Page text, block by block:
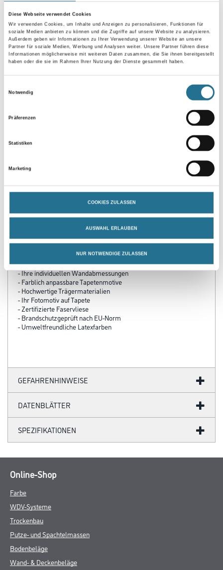
Diese Webseite verwendet Cookies
Wir verwenden Cookies, um Inhalte und Anzeigen zu personalisieren, Funktionen für
soziale Medien anbieten zu können und die Zugriffe auf unsere Website zu analysieren.
Außerdem geben wir Informationen zu Ihrer Verwendung unserer Website an unsere
Partner für soziale Medien, Werbung und Analysen weiter. Unsere Partner führen diese
Informationen möglicherweise mit weiteren Daten zusammen, die Sie ihnen bereitgestellt
haben oder die sie im Rahmen Ihrer Nutzung der Dienste gesammelt haben.
Notwendig
Präferenzen
Statistiken
Marketing
COOKIES ZULASSEN
AUSWAHL ERLAUBEN
NUR NOTWENDIGE ZULASSEN
Breite in centimeter
Gebinde
Umrechnungsfaktoren
PRODUKTEIGENSCHAFTEN
- Über 100 Motive für jeden Geschmack
- Ihre individuellen Wandabmessungen
- Farblich anpassbare Tapetenmotive
- Hochwertige Trägermaterialien
- Ihr Fotomotiv auf Tapete
- Zertifizierte Faservliese
- Brandschutzgeprüft nach EU-Norm
- Umweltfreundliche Latexfarben
GEFAHRENHINWEISE
DATENBLÄTTER
SPEZIFIKATIONEN
Online-Shop
Farbe
WDV-Systeme
Trockenbau
Putze- und Spachtelmassen
Bodenbeläge
Wand- & Deckenbeläge